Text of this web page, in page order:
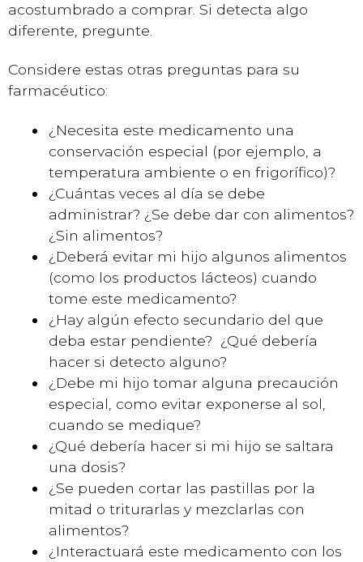
acostumbrado a comprar. Si detecta algo
diferente, pregunte.
Considere estas otras preguntas para su
farmacéutico:
¿Necesita este medicamento una
conservación especial (por ejemplo, a
temperatura ambiente o en frigorífico)?
¿Cuántas veces al día se debe
administrar? ¿Se debe dar con alimentos?
¿Sin alimentos?
¿Deberá evitar mi hijo algunos alimentos
(como los productos lácteos) cuando
tome este medicamento?
¿Hay algún efecto secundario del que
deba estar pendiente? ¿Qué debería
hacer si detecto alguno?
¿Debe mi hijo tomar alguna precaución
especial, como evitar exponerse al sol,
cuando se medique?
¿Qué debería hacer si mi hijo se saltara
una dosis?
¿Se pueden cortar las pastillas por la
mitad o triturarlas y mezclarlas con
alimentos?
¿Interactuará este medicamento con los